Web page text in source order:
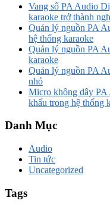
Vang số PA Audio
karaoke trở thành
Quản lý nguồn PA
hệ thống karaoke
Quản lý nguồn PA
karaoke
Quản lý nguồn PA
nhỏ
Micro không dây PA
khấu trong hệ thống
Danh Mục
Audio
Tin tức
Uncategorized
Tags